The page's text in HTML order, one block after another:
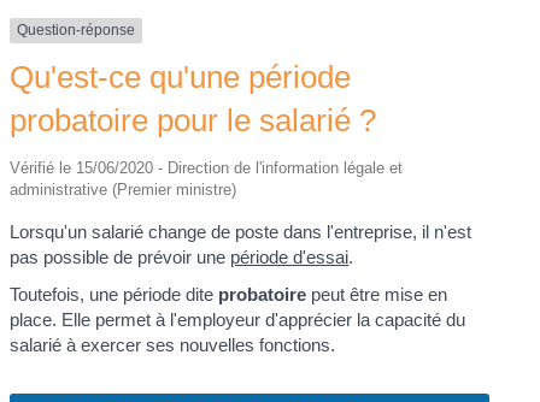
Question-réponse
Qu'est-ce qu'une période
probatoire pour le salarié ?
Vérifié le 15/06/2020 - Direction de l'information légale et
administrative (Premier ministre)
Lorsqu'un salarié change de poste dans l'entreprise, il n'est
pas possible de prévoir une période d'essai.
Toutefois, une période dite probatoire peut être mise en
place. Elle permet à l'employeur d'apprécier la capacité du
salarié à exercer ses nouvelles fonctions.